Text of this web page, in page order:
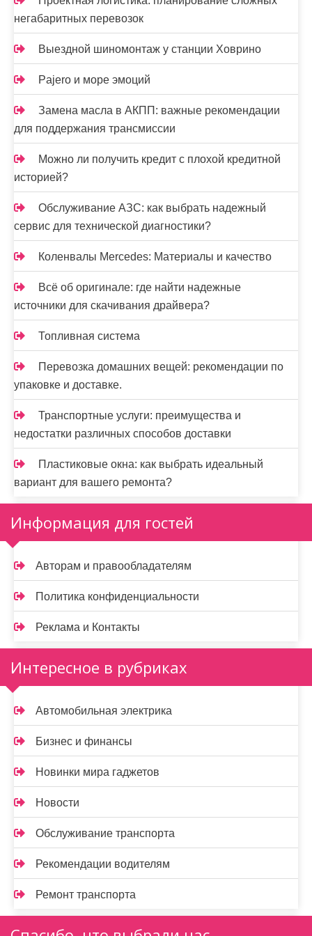
с
я
м
негабаритных перевозок
Выездной шиномонтаж у станции Ховрино
Pajero и море эмоций
Замена масла в АКПП: важные рекомендации
для поддержания трансмиссии
Можно ли получить кредит с плохой кредитной
историей?
Обслуживание АЗС: как выбрать надежный
сервис для технической диагностики?
Коленвалы Mercedes: Материалы и качество
Всё об оригинале: где найти надежные
источники для скачивания драйвера?
Топливная система
Перевозка домашних вещей: рекомендации по
упаковке и доставке.
Транспортные услуги: преимущества и
недостатки различных способов доставки
Пластиковые окна: как выбрать идеальный
вариант для вашего ремонта?
Информация для гостей
Авторам и правообладателям
Политика конфиденциальности
Реклама и Контакты
Интересное в рубриках
Автомобильная электрика
Бизнес и финансы
Новинки мира гаджетов
Новости
Обслуживание транспорта
Рекомендации водителям
Ремонт транспорта